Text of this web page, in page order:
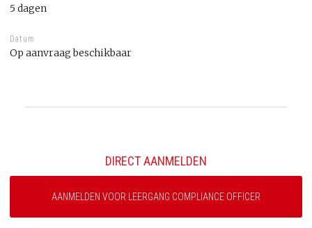
5 dagen
Datum
Op aanvraag beschikbaar
DIRECT AANMELDEN
AANMELDEN VOOR LEERGANG COMPLIANCE OFFICER